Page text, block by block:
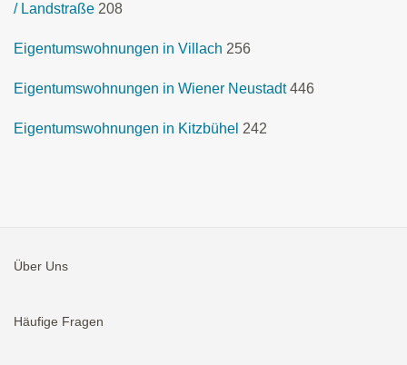
/ Landstraße 208
Eigentumswohnungen in Villach 256
Eigentumswohnungen in Wiener Neustadt 446
Eigentumswohnungen in Kitzbühel 242
Über Uns
Häufige Fragen